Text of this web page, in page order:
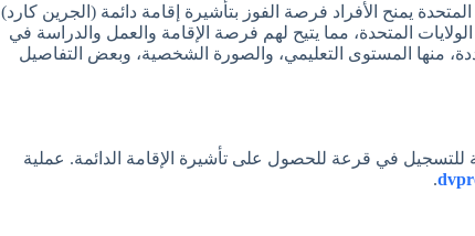
يمنح الأفراد فرصة الفوز بتأشيرة إقامة دائمة (الجرين كارد)
المتحدة، مما يتيح لهم فرصة الإقامة والعمل والدراسة في
منها المستوى التعليمي، والصورة الشخصية، وبعض التفاصيل
للتسجيل في قرعة للحصول على تأشيرة الإقامة الدائمة. عملية
.